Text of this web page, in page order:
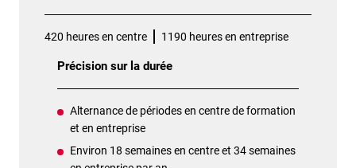
420 heures en centre 1190 heures en entreprise
Précision sur la durée
Alternance de périodes en centre de formation
et en entreprise
Environ 18 semaines en centre et 34 semaines